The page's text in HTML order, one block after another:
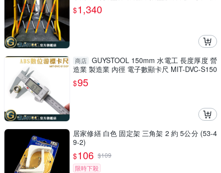
護圍欄 室內裝潢
$1,340
商店 GUYSTOOL 150mm 水電工 長度厚度 營
造業 製造業 內徑 電子數顯卡尺 MIT-DVC-S150
P 防潑水 廠房
$95
居家修繕 白色 固定架 三角架 2 約 5公分 (53-4
9-2)
$106 $109
限時下殺